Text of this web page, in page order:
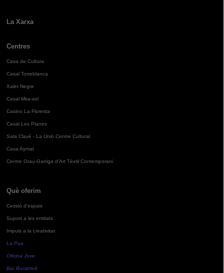
La Xarxa
Centres
Casa de Cultura
Casal Torreblanca
Xalet Negre
Casal Mira-sol
Casino La Floresta
Casal Les Planes
Sala Clavé - La Unió Centre Cultural
Casa Aymat
Centre Grau-Garriga d'Art Tèxtil Contemporani
Què oferim
Cessió d'espais
Suport a les entitats
Impuls a la creativitat
La Pua
Oficina Jove
Bar Bocamoll